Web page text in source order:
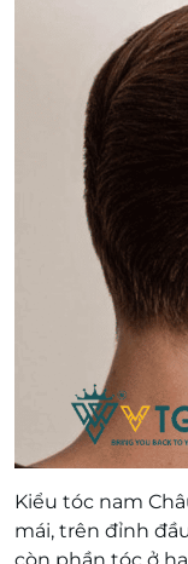
Kiểu tóc nam
mái, trên đỉnh